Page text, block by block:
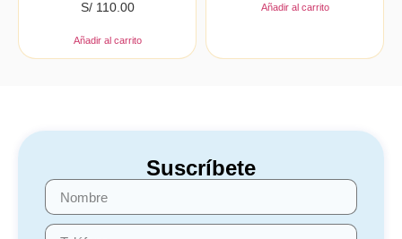
S/110.00
Añadir al carrito
Añadir al carrito
Suscríbete